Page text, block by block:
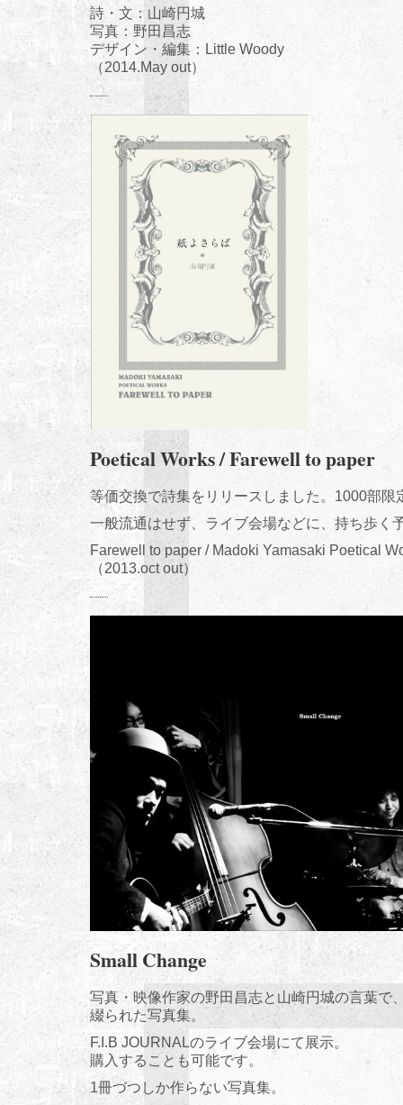
詩・文：山崎円城
写真：野田昌志
デザイン・編集：Little Woody
（2014.May out）
Poetical Works / Farewell to paper
等価交換で詩集をリリースしました。1000部限
一般流通はせず、ライブ会場などに、持ち歩く
Farewell to paper / Madoki Yamasaki Poetical
（2013.oct out）
Small Change
写真・映像作家の野田昌志と山崎円城の言葉で
綴られた写真集。
F.I.B JOURNALのライブ会場にて展示。
購入することも可能です。
1冊づつしか作らない写真集。